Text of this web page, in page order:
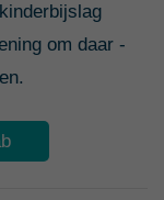
om daar -